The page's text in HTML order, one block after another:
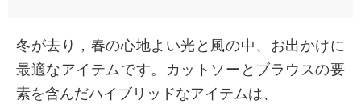
冬が去り，春の心地よい光と風の中、お出かけに
最適なアイテムです。カットソーとブラウスの要
素を含んだハイブリッドなアイテムは、